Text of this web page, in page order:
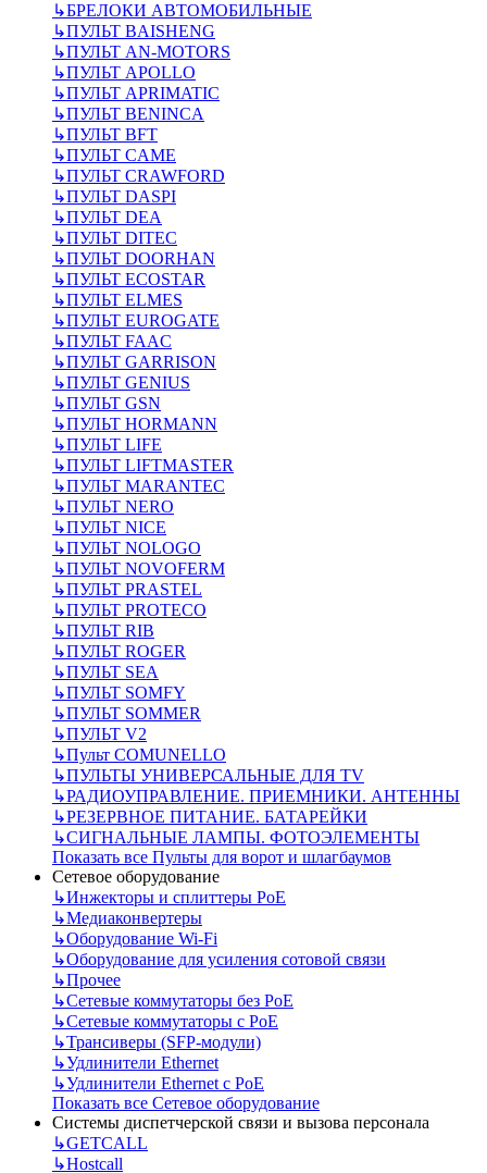
↳БРЕЛОКИ АВТОМОБИЛЬНЫЕ
↳ПУЛЬТ BAISHENG
↳ПУЛЬТ AN-MOTORS
↳ПУЛЬТ APOLLO
↳ПУЛЬТ APRIMATIC
↳ПУЛЬТ BENINCA
↳ПУЛЬТ BFT
↳ПУЛЬТ CAME
↳ПУЛЬТ CRAWFORD
↳ПУЛЬТ DASPI
↳ПУЛЬТ DEA
↳ПУЛЬТ DITEC
↳ПУЛЬТ DOORHAN
↳ПУЛЬТ ECOSTAR
↳ПУЛЬТ ELMES
↳ПУЛЬТ EUROGATE
↳ПУЛЬТ FAAC
↳ПУЛЬТ GARRISON
↳ПУЛЬТ GENIUS
↳ПУЛЬТ GSN
↳ПУЛЬТ HORMANN
↳ПУЛЬТ LIFE
↳ПУЛЬТ LIFTMASTER
↳ПУЛЬТ MARANTEC
↳ПУЛЬТ NERO
↳ПУЛЬТ NICE
↳ПУЛЬТ NOLOGO
↳ПУЛЬТ NOVOFERM
↳ПУЛЬТ PRASTEL
↳ПУЛЬТ PROTECO
↳ПУЛЬТ RIB
↳ПУЛЬТ ROGER
↳ПУЛЬТ SEA
↳ПУЛЬТ SOMFY
↳ПУЛЬТ SOMMER
↳ПУЛЬТ V2
↳Пульт СOMUNELLO
↳ПУЛЬТЫ УНИВЕРСАЛЬНЫЕ ДЛЯ TV
↳РАДИОУПРАВЛЕНИЕ. ПРИЕМНИКИ. АНТЕННЫ
↳РЕЗЕРВНОЕ ПИТАНИЕ. БАТАРЕЙКИ
↳СИГНАЛЬНЫЕ ЛАМПЫ. ФОТОЭЛЕМЕНТЫ
Показать все Пульты для ворот и шлагбаумов
Сетевое оборудование
↳Инжекторы и сплиттеры РоЕ
↳Медиаконвертеры
↳Оборудование Wi-Fi
↳Оборудование для усиления сотовой связи
↳Прочее
↳Сетевые коммутаторы без РоЕ
↳Сетевые коммутаторы с РоЕ
↳Трансиверы (SFP-модули)
↳Удлинители Ethernet
↳Удлинители Ethernet с PoE
Показать все Сетевое оборудование
Системы диспетчерской связи и вызова персонала
↳GETCALL
↳Hostcall